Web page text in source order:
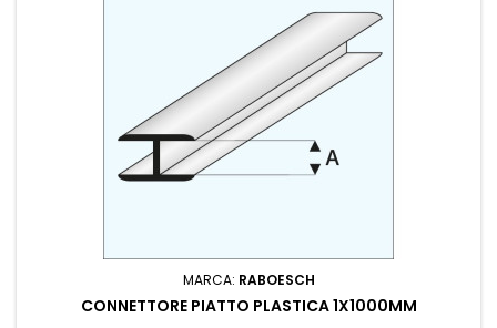
MARCA: RABOESCH
CONNETTORE PIATTO PLASTICA 1X1000MM